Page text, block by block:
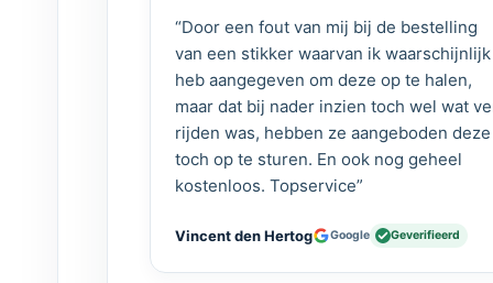
“Door een fout van mij bij de bestelling
van een stikker waarvan ik waarschijnlijk
heb aangegeven om deze op te halen,
maar dat bij nader inzien toch wel wat
rijden was, hebben ze aangeboden deze
toch op te sturen. En ook nog geheel
kostenloos. Topservice”
Vincent den Hertog Google Geverifieerd